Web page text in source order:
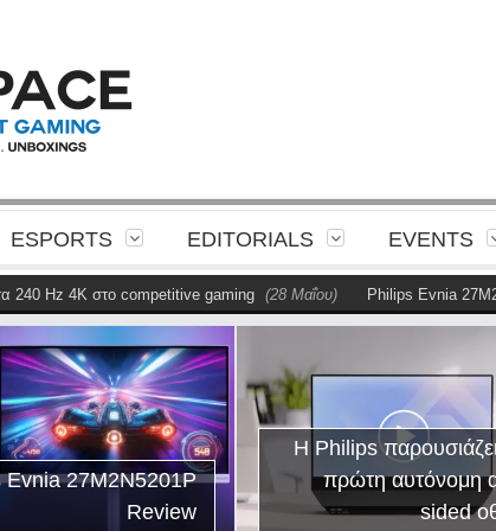
ESPORTS EDITORIALS EVENTS
Hz 4K στο competitive gaming (28 Μαΐου) Philips Evnia
Evnia 27M2N5201P
Review
Η Philips
πρώτη αυτόνομη
sided